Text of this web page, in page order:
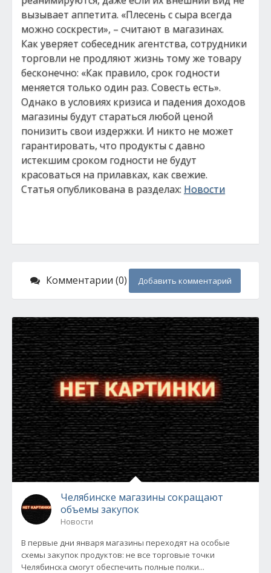
вызывает аппетита. «Плесень с сыра всегда
можно соскрести», – считают в магазинах.
Как уверяет собеседник агентства, сотрудники
торговли не продляют жизнь тому же товару
бесконечно: «Как правило, срок годности
меняется только один раз. Совесть есть».
Однако в условиях кризиса и падения доходов
магазины будут стараться любой ценой
понизить свои издержки. И никто не может
гарантировать, что продукты с давно
истекшим сроком годности не будут
красоваться на прилавках, как свежие.
Статья опубликована в разделах: Новости
Комментарии (0) Добавить комментарий
Челябинске магазины сокращают
объемы закупок
Новости
В первые дни января магазины переходят на особые
схемы закупок продуктов: не все торговые точки
Челябинска смогут обеспечить полные полки...